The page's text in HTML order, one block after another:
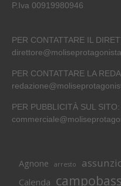
P.Iva 00919980946
PER CONTATTARE IL
PER CONTATTARE LA
PER PUBBLICITÀ SUL SITO:
Agnone arresto
Calenda